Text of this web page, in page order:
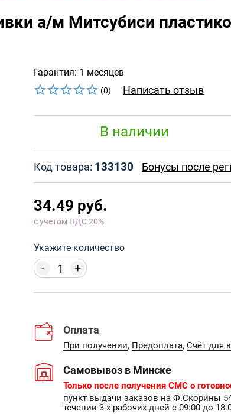
а/м Митсубиси
Гарантия: 1 месяцев
(0) Написать отзыв
В наличии
Код товара: 133130 Бонусы после
34.49 руб.
с учетом НДС 20%
Укажите количество
+
-
Оплата
При получении, Предоплата, Счёт для
Самовывоз в Минске
Только после получения СМС о
пункт выдачи заказов на Ф.Скорины
течении 3-х рабочих дней с 09:00 до